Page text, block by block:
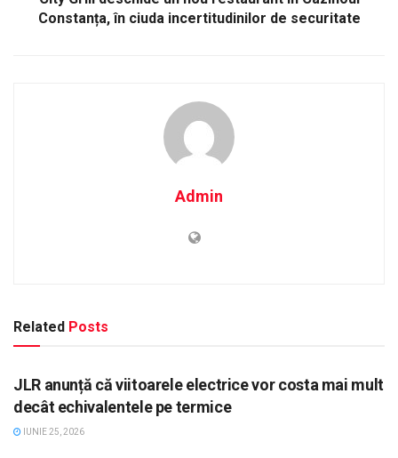
Constanța, în ciuda incertitudinilor de securitate
Admin
Related Posts
STIRI, AUTO
JLR anunță că viitoarele electrice vor costa mai mult
decât echivalentele pe termice
IUNIE 25, 2026